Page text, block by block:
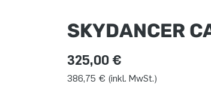
SKYDANCER
325,00 €
386,75 € (inkl. MwSt.)